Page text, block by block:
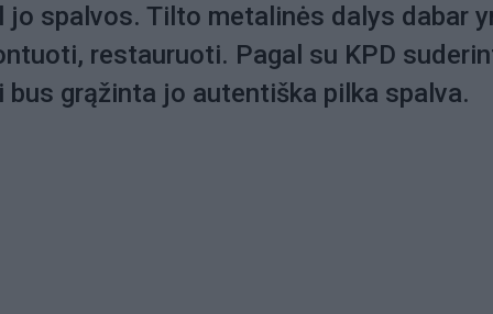
spalvos. Tilto metalinės dalys dabar
restauruoti. Pagal su KPD
grąžinta jo autentiška pilka spalva.